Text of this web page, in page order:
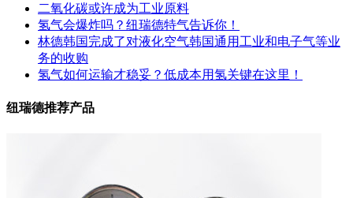
二氧化碳或许成为工业原料
氢气会爆炸吗？纽瑞德特气告诉你！
林德韩国完成了对液化空气韩国通用工业和电子气等业
务的收购
氢气如何运输才稳妥？低成本用氢关键在这里！
纽瑞德推荐产品